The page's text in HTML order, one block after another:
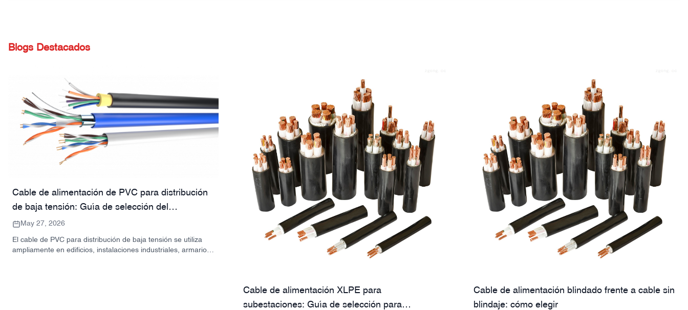
Blogs Destacados
Cable de alimentación de PVC para distribución
de baja tensión: Guía de selección del
comprador
May 27, 2026
El cable de PVC para distribución de baja tensión se utiliza
ampliamente en edificios, instalaciones industriales, armarios
Cable de alimentación XLPE para
subestaciones: Guía de selección para
Cable de alimentación blindado frente a cable sin
blindaje: cómo elegir